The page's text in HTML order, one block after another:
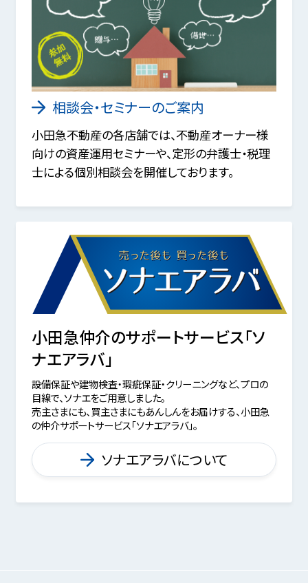
相談会・セミナーのご案内
小田急不動産の各店舗では、不動産オーナー様
向けの資産運用セミナーや、定形の弁護士・税理
士による個別相談会を開催しております。
小田急仲介のサポートサービス「ソ
ナエアラバ」
設備保証や建物検査・瑕疵保証・クリーニングなど、プロの
目線で、ソナエをご用意しました。
売主さまにも、買主さまにもあんしんをお届けする、小田急
の仲介サポートサービス「ソナエアラバ」。
ソナエアラバについて